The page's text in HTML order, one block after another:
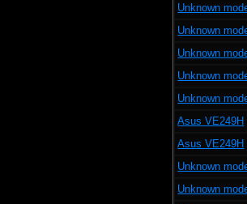
Unknown
Unknown
Unknown
Unknown
Unknown
Asus VE249H
Asus VE249H
Unknown
Unknown